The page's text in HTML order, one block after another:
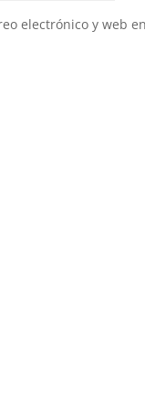
electrónico y web